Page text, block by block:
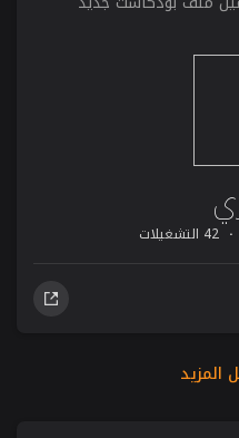
42 التشغيلات
المزيد